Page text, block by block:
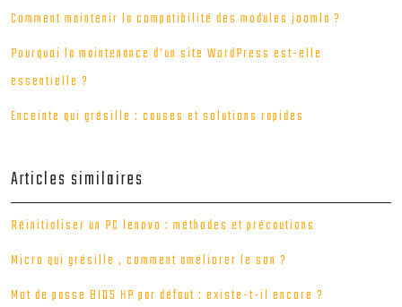
Comment maintenir la compatibilité des modules joomla ?
Pourquoi la maintenance d’un site WordPress est-elle
essentielle ?
Enceinte qui grésille : causes et solutions rapides
Articles similaires
Réinitialiser un PC lenovo : méthodes et précautions
Micro qui grésille , comment améliorer le son ?
Mot de passe BIOS HP par défaut : existe-t-il encore ?